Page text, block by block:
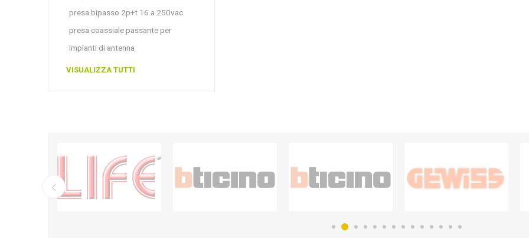
presa bipasso 2p+t 16 a 250vac
presa coassiale passante per
impianti di antenna
VISUALIZZA TUTTI